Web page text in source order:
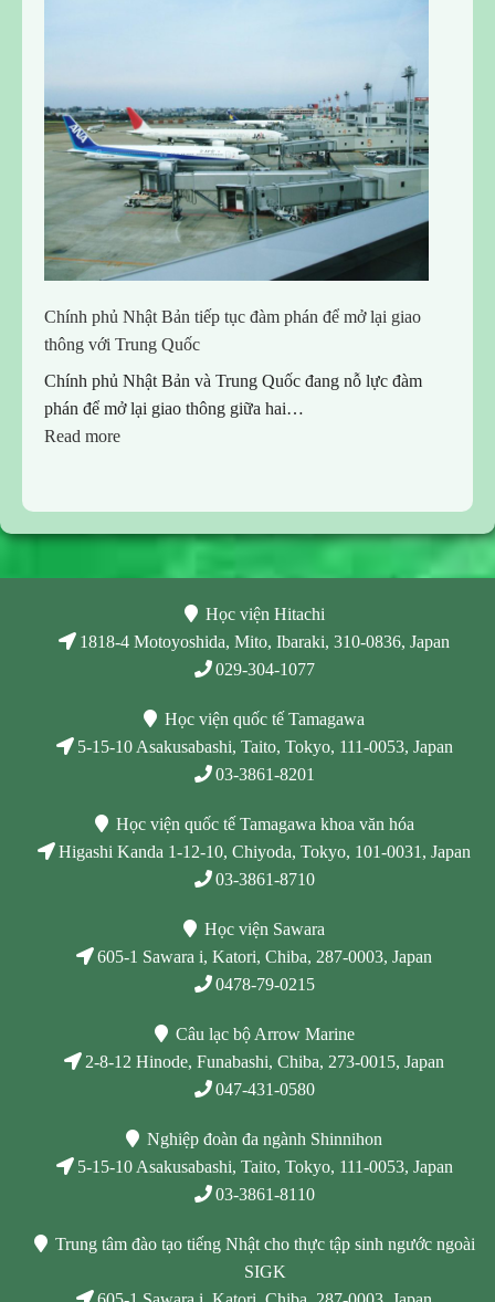
Chính phủ Nhật Bản tiếp tục đàm phán để mở lại giao
thông với Trung Quốc
Chính phủ Nhật Bản và Trung Quốc đang nỗ lực đàm
phán để mở lại giao thông giữa hai…
Read more:
Nhật
Bản
lại
với
Trung
Học viện Hitachi
1818-4 Motoyoshida, Mito, Ibaraki, 310-0836, Japan
029-304-1077
Học viện quốc tế Tamagawa
5-15-10 Asakusabashi, Taito, Tokyo, 111-0053, Japan
03-3861-8201
Học viện quốc tế Tamagawa khoa văn hóa
Higashi Kanda 1-12-10, Chiyoda, Tokyo, 101-0031, Japan
03-3861-8710
Học viện Sawara
605-1 Sawara i, Katori, Chiba, 287-0003, Japan
0478-79-0215
Câu lạc bộ Arrow Marine
2-8-12 Hinode, Funabashi, Chiba, 273-0015, Japan
047-431-0580
Nghiệp đoàn đa ngành Shinnihon
5-15-10 Asakusabashi, Taito, Tokyo, 111-0053, Japan
03-3861-8110
Trung tâm đào tạo tiếng Nhật cho thực tập sinh ngước ngoài
SIGK